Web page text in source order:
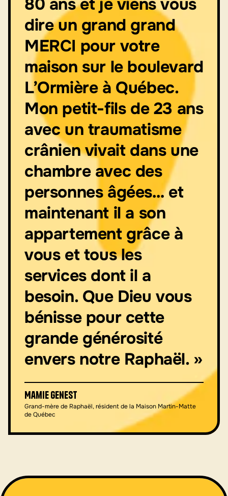
80 ans et je viens vous
dire un grand grand
MERCI pour votre
maison sur le boulevard
L’Ormière à Québec.
Mon petit-fils de 23 ans
avec un traumatisme
crânien vivait dans une
chambre avec des
personnes âgées… et
maintenant il a son
appartement grâce à
vous et tous les
services dont il a
besoin. Que Dieu vous
bénisse pour cette
grande générosité
envers notre Raphaël. »
Mamie Genest
Grand-mère de Raphaël, résident de la Maison Martin-Matte
de Québec